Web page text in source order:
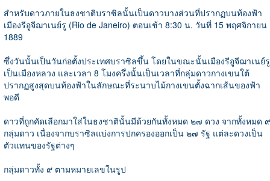
สำหรับดาวภายในธงชาติบราซิลนั้นเป็นดาวบางส่วนที่ปรากฏบนท้องฟ้า
เมืองรีอูจีฌาเนย์รู (Rio de Janeiro) ตอนเช้า 8:30 น. วันที่ 15 พฤศจิกายน
1889
ซึ่งวันนั้นเป็นวันก่อตั้งประเทศบราซิลขึ้น โดยในขณะนั้นเมืองรีอูจีฌาเนย์รู
เป็นเมืองหลวง และเวลา 8 โมงครึ่งนั้นเป็นเวลาที่กลุ่มดาวกางเขนใต้
ปรากฏสูงสุดบนท้องฟ้าในลักษณะที่ระนาบไม้กางเขนตั้งฉากเส้นของฟ้า
พอดี
ดาวที่ถูกคัดเลือกมาใส่ในธงชาตินั้นมีด้วยกันทั้งหมด ๒๗ ดวง จากทั้งหมด ๙
กลุ่มดาว เนื่องจากบราซิลแบ่งการปกครองออกเป็น ๒๗ รัฐ แต่ละดวงเป็น
ตัวแทนของรัฐต่างๆ
กลุ่มดาวทั้ง ๙ ตามหมายเลขในรูป